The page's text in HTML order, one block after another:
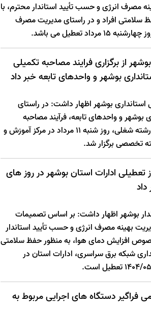
مصرف انرژی و حسب تأیید استاندار محترم، با
افراد و در راستای مدیریت مصرف
تعطیل می باشد.
از برگزاری فرایند مصاحبه تکمیلی
بوشهر و واحدهای تابعه خبر داد
بوشهر اظهار داشت: در راستای
و واحدهای تابعه، فرآیند مصاحبه
تخصصی داوطلبان واجد شرایط به تعداد 53 نفر در 10 رشته شغلی، روز شنبه 11 مرداد در مرکز آموزش و
تخصصی برگزار شد.
تعطیلی ادارات استان بوشهر در روز های
بوشهر اظهار داشت: بر اساس تصمیمات
کارگروه استانی مدیریت بهینه مصرف انرژی و حسب تأیید استاندار
افزایش دمای هوا، به منظور حفظ سلامتی
شبکه برق سراسری، ادارات استان در
فراگیر دستگاه های اجرایی مربوط به